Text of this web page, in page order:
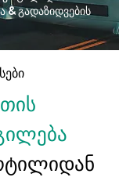
& გადაზიდვების